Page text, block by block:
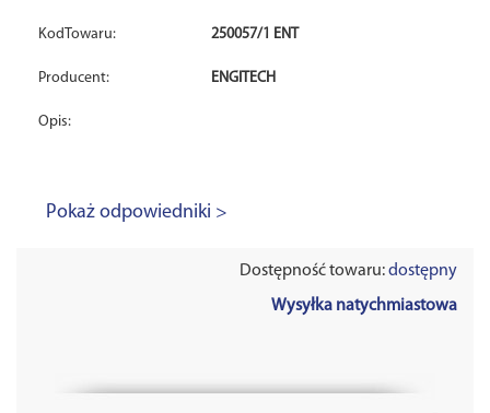
KodTowaru: 250057/1 ENT
Producent: ENGITECH
Opis:
Pokaż odpowiedniki >
Dostępność towaru:dostępny
Wysyłka natychmiastowa